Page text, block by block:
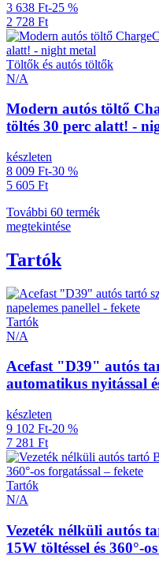
3 638 Ft-25 %
2 728 Ft
Töltők és autós töltők
N/A
Modern autós töltő
töltés 30 perc alatt! -
készleten
8 009 Ft-30 %
5 605 Ft
További 60 termék
megtekintése
Tartók
Tartók
N/A
Acefast "D39" autós
automatikus nyitással
készleten
9 102 Ft-20 %
7 281 Ft
Tartók
N/A
Vezeték nélküli autós
15W töltéssel és 360°-